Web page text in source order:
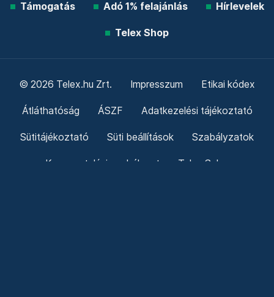
Támogatás Adó 1% felajánlás Hírlevelek
Telex Shop
© 2026 Telex.hu Zrt. Impresszum Etikai kódex
Átláthatóság ÁSZF Adatkezelési tájékoztató
Sütitájékoztató Süti beállítások Szabályzatok
Kommentelési szabályzat Telex Sales